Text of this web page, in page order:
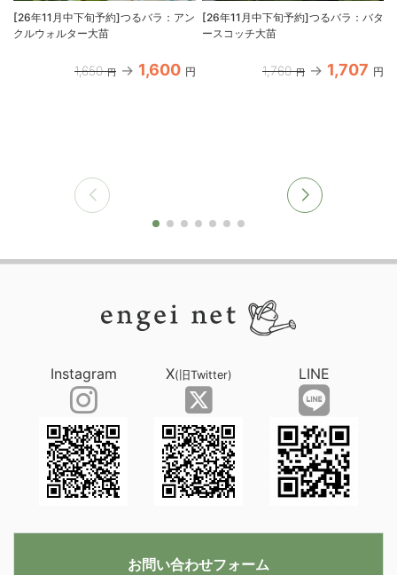
[26年11月中下旬予約]つるバラ：アン
クルウォルター大苗
1,650 円 1,600 円
[26年11月中下旬予約]つるバラ：バタ
ースコッチ大苗
1,760 円 1,707 円
Instagram X(旧Twitter) LINE
お問い合わせフォーム